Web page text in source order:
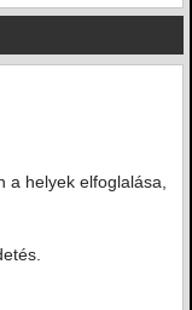
helyek elfoglalása,